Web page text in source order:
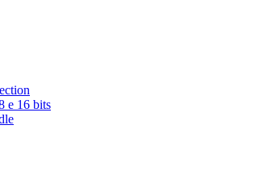
e 16 bits